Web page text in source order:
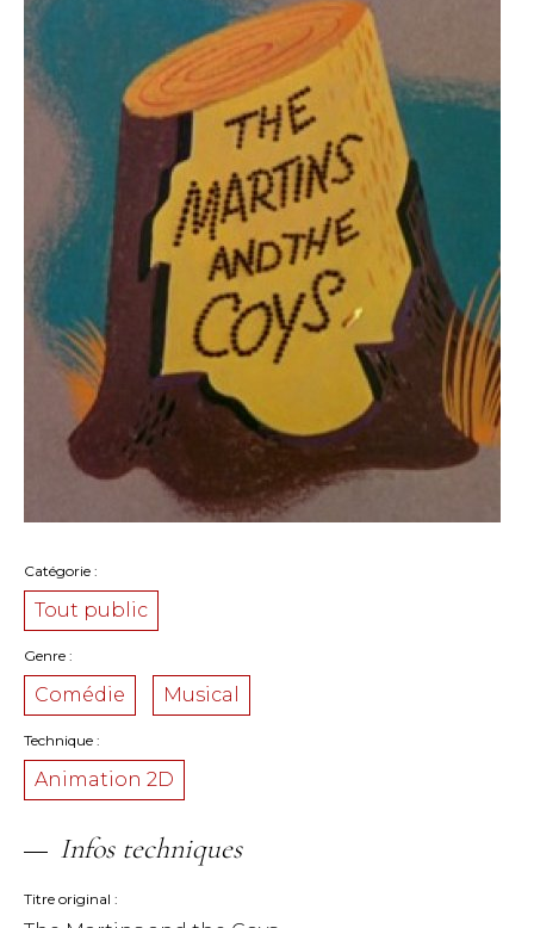
Catégorie
Tout public
Genre
Comédie Musical
Technique
Animation 2D
Infos techniques
Titre original